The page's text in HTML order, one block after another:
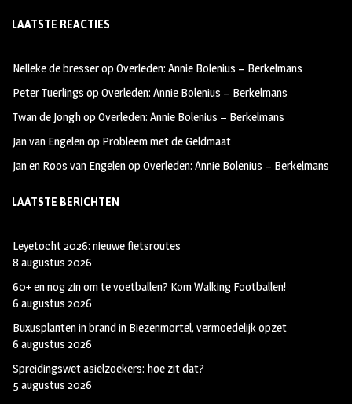
b
oo
k
ag
m
tt
LAATSTE REACTIES
Nelleke de bresseropOverleden: Annie Bolenius – Berkelmans
Peter Tuerlings opOverleden: Annie Bolenius – Berkelmans
Twan de JonghopOverleden: Annie Bolenius – Berkelmans
Jan van Engelenop Probleem met de Geldmaat
Jan en Roos van EngelenopOverleden: Annie Bolenius – Berkelmans
LAATSTE BERICHTEN
Leyetocht 2026: nieuwe fietsroutes
8 augustus 2026
60+ en nog zin om te voetballen? Kom Walking Footballen!
6 augustus 2026
Buxusplanten in brand in Biezenmortel, vermoedelijk opzet
6 augustus 2026
Spreidingswet asielzoekers: hoe zit dat?
5 augustus 2026